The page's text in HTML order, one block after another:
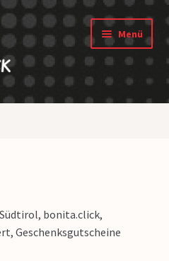
Menü
bonita.click,
Geschenksgutscheine